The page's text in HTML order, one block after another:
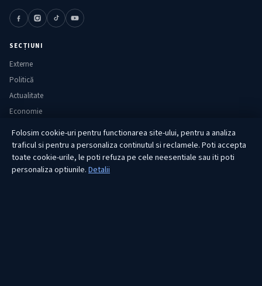
SECȚIUNI
Externe
Politică
Actualitate
Economie
Sănătate
Utile
RUBRICI
Folosim cookie-uri pentru functionarea site-ului, pentru a analiza
traficul si pentru a personaliza continutul si reclamele. Poti accepta
toate cookie-urile, le poti refuza pe cele neesentiale sau iti poti
personaliza optiunile. Detalii